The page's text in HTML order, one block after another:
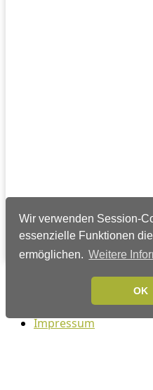
Wir verwenden Session-
essenzielle Funktionen
ermöglichen. Weitere
OK
Verlags-Service
Impressum